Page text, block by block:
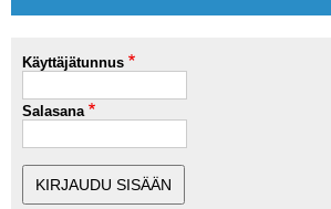
Käyttäjätunnus
Salasana